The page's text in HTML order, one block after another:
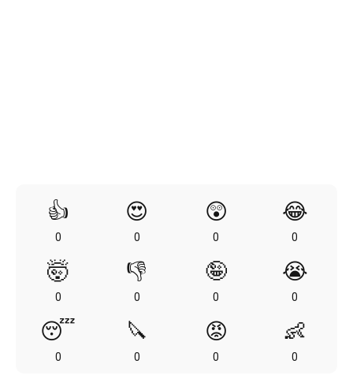
👍
0
😍
0
😲
0
😂
0
🤯
0
👎
0
🤪
0
😭
0
😴
0
🔪
0
😡
0
👶
0